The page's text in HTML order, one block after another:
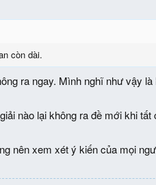
còn dài.
ra ngay. Mình nghĩ như vậy
nào lại không ra đề mới khi
nên xem xét ý kiến của mọi